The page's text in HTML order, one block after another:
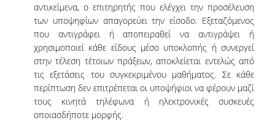
QUALITY ASSURANCE POLICY
ACCREDITATION
EXTERNAL EVALUATION
QUALITY ASSURANCE UNIT
RESEARCH
αντικείμενα, ο επιτηρητής που ελέγχει την προσέλευση
των υποψηφίων απαγορεύει την είσοδο. Εξεταζόμενος
που αντιγράφει ή αποπειραθεί να αντιγράψει ή
χρησιμοποιεί κάθε είδους μέσο υποκλοπής ή συνεργεί
στην τέλεση τέτοιων πράξεων, αποκλείεται εντελώς από
τις εξετάσεις του συγκεκριμένου μαθήματος. Σε κάθε
περίπτωση δεν επιτρέπεται οι υποψήφιοι να φέρουν μαζί
τους κινητά τηλέφωνα ή ηλεκτρονικές συσκευές
οποιασδήποτε μορφής.